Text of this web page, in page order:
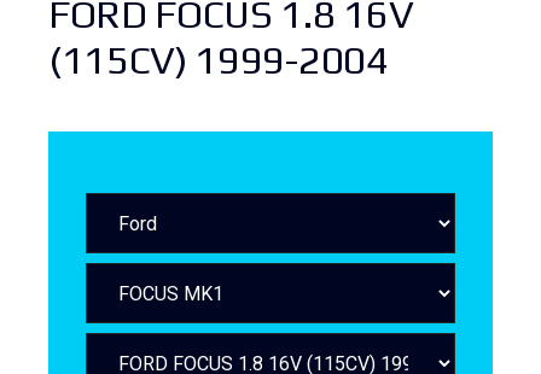
FORD FOCUS 1.8 16V
(115CV) 1999-2004